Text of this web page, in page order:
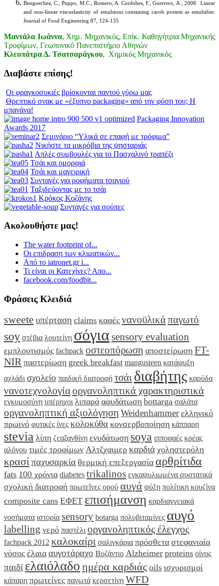
Bengoechea, C., Puppo, M.C., Romero, A. Cordobes, F., Guerrero, A., 2008. Linear
and non-linear viscoelasticity of emulsions containing carob protein as emulsifier.
Journal of Food Engineering 87, 124-135
Μαντάλα Ιωάννα, Χημ. Μηχανικός, Επίκ. Καθηγήτρια Μηχανικής
Τροφίμων, Γεωπονικό Πανεπιστήμιο Αθηνών
Κλεοπάτρα Δ. Τσατσαράγκου, Χημικός Μηχανικός
Διαβάστε επίσης!
Οι φραγκοσυκιές βρίσκονται παντού γύρω μας
Θρεπτικό σνακ με «έξυπνο packaging» από την φύση του; Η
μπανάνα!
Packaging Innovation
Awards 2017
Σεμινάριο “Υλικά σε επαφή με τρόφιμα”
Νικήστε τα μικρόβια της ψησταριάς
Απλές συμβουλές για το Πασχαλινό τραπέζι
Τσάι και ομορφιά
Τσάι και μαγειρική
Συνταγές για ροφήματα τσαγιού
Ταξιδεύοντας με το τσάι
Κρόκος Κοζάνης
Συνταγές για σούπες
Ακολουθήστε μας!
The water footprint of...
Οι επιδραση των κλιματικών...
Από το iatronet.gr i...
Τι είναι οι Κατεχίνες? Απο...
facebook.com/foodbit...
Φράσεις Κλειδιά
sweete υπέρταση claims καφές νανοϋλικάπαγωτό
soy στέβια λουτείνη σόγια sensory evaluation
εμπλουτισμός fachpack οστεοπόρωση αποστείρωση FT-
NIR παστερίωση greek breakfast mangusteen κατάψυξη
αχλάδι σχολείο παιδική διατροφή τσάι διαβήτης καρύδα
νανοτεχνολογίαοργανοληπτικά χαρακτηριστικά
εγκυμοσύνη υπέρηχοι λιπαρά αφυδάτωση bottarga σαλάτα
οργανοληπτική αξιολόγηση Weidenhammer ελληνικό
πρωινό φυτικές ίνες κολοκύθα κονσερβοποίηση κάππαρη
stevia λίπη ζεαξανθίνη ενυδάτωση soya ιπποφαές κρέας
αλόγου τιμές τροφίμων Αλτζχαιμερ καρδιά χοληστερόλη
κρασίπαχυσαρκία θερμική επεξεργασία αρθρίτιδα
fats 100 χρόνια diabetes trikalinos ενκαψυλιωμένα συστατικά
σχολική διατροφή πρωτεΐνες ορού αυγά ψύξη πολίτικη κουζίνα
composite cans ΕΦΕΤ επισήμανση καρδιαγγειακά
νοσήματα ιστορία sensory botarga πολυβιταμίνες αυγό
labelling νερό παστέλι οργανοληπτικός έλεγχος
fachpack 2012 καλοκαίρι σαλιγκάρια πρόσθετα στεφανιαία
νόσος έλαια αυγοτάραχο Βυζάντιο Alzheimer proteins οίνος
παιδί ελαιόλαδο ημέρα καρδιάς oils ισχυρισμοί
κάπαρη πρωτείνες παγωτά κερσετίνη WFD